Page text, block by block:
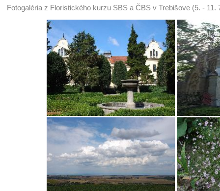
Fotogaléria z Floristického kurzu SBS a ČBS v Trebišove (5. -